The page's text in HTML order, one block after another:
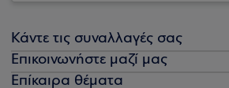
Κάντε τις συναλλαγές σας
Επικοινωνήστε μαζί μας
Επίκαιρα θέματα